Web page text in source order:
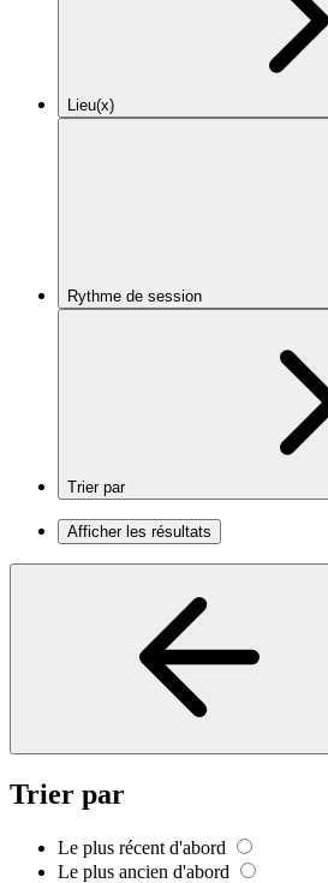
Lieu(x)
Rythme de session
Trier par
Afficher les résultats
Trier par
Le plus récent d'abord
Le plus ancien d'abord